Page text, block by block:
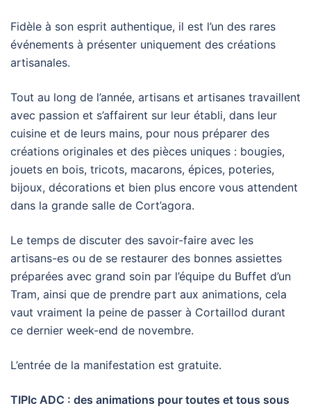
Fidèle à son esprit authentique, il est l’un des rares
événements à présenter uniquement des créations
artisanales.
Tout au long de l’année, artisans et artisanes travaillent
avec passion et s’affairent sur leur établi, dans leur
cuisine et de leurs mains, pour nous préparer des
créations originales et des pièces uniques : bougies,
jouets en bois, tricots, macarons, épices, poteries,
bijoux, décorations et bien plus encore vous attendent
dans la grande salle de Cort’agora.
Le temps de discuter des savoir-faire avec les
artisans-es ou de se restaurer des bonnes assiettes
préparées avec grand soin par l’équipe du Buffet d’un
Tram, ainsi que de prendre part aux animations, cela
vaut vraiment la peine de passer à Cortaillod durant
ce dernier week-end de novembre.
L’entrée de la manifestation est gratuite.
TIPIc ADC : des animations pour toutes et tous sous